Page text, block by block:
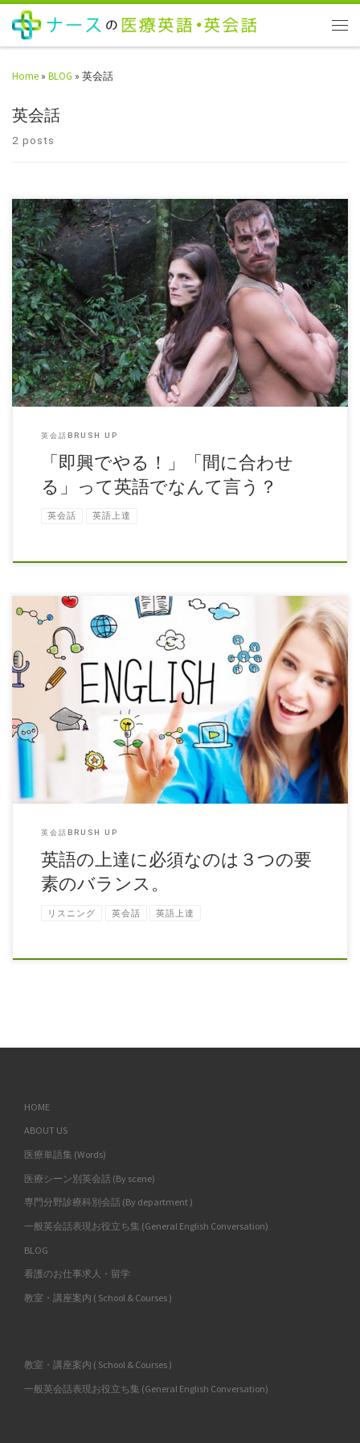
Home » BLOG » 英会話
英会話
2 posts
こんにちは！ エドワードです。 僕の大好きな番組の一つに、
Discovery ChannelのThe Nakedというショーがあります。チャレンジャ
ーな見知らぬ […]
英会話BRUSH UP
「即興でやる！」「間に合わせ
る」って英語でなんて言う？
英会話 英語上達
文法後回し！の学習法 プリモ英語・スペイン語教室の生徒さんのほと
んどは週に 1回コースですが、毎週一回だけではあっても、 必ず教室に
来て、普段使わない英語を話す […]
英会話BRUSH UP
英語の上達に必須なのは３つの要
素のバランス。
リスニング 英会話 英語上達
HOME
ABOUT US
医療単語集 (Words)
医療シーン別英会話 (By scene)
専門分野診療科別会話 (By department )
一般英会話表現お役立ち集 (General English Conversation)
BLOG
看護のお仕事求人・留学
教室・講座案内 ( School & Courses )
教室・講座案内 ( School & Courses )
一般英会話表現お役立ち集 (General English Conversation)